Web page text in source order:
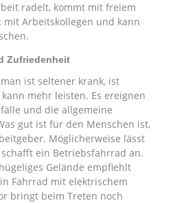
radelt, kommt mit freiem
Arbeitskollegen und kann
Zufriedenheit
ist seltener krank, ist
mehr leisten. Es ereignen
und die allgemeine
gut ist für den Menschen ist,
Möglicherweise lässt
ein Betriebsfahrrad an.
Gelände empfiehlt
Fahrrad mit elektrischem
bringt beim Treten noch